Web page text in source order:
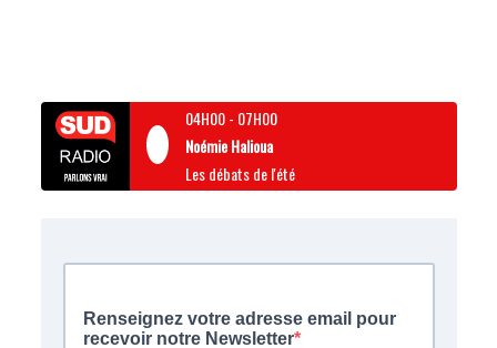
04H00- 07H00
Noémie Halioua
Les débats de l'été